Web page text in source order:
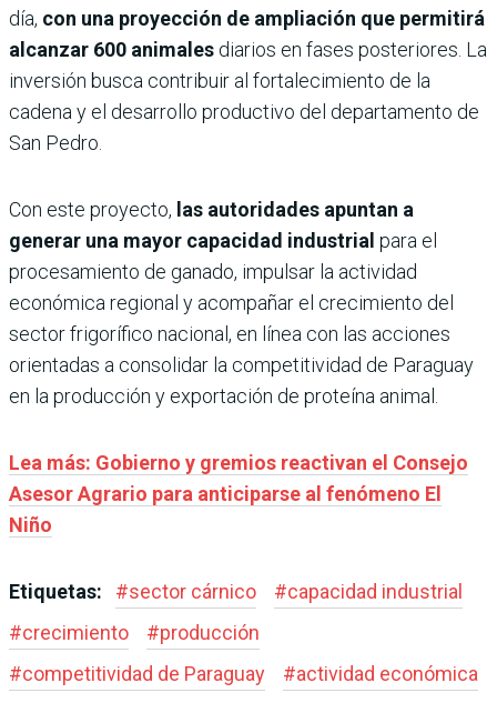
día, con una proyección de ampliación que permitirá
alcanzar 600 animales diarios en fases posteriores. La
inversión busca contribuir al fortalecimiento de la
cadena y el desarrollo productivo del departamento de
San Pedro.
Con este proyecto, las autoridades apuntan a
generar una mayor capacidad industrial para el
procesamiento de ganado, impulsar la actividad
económica regional y acompañar el crecimiento del
sector frigorífico nacional, en línea con las acciones
orientadas a consolidar la competitividad de Paraguay
en la producción y exportación de proteína animal.
Lea más: Gobierno y gremios reactivan el Consejo
Asesor Agrario para anticiparse al fenómeno El
Niño
Etiquetas: #sector cárnico #capacidad industrial
#crecimiento #producción
#competitividad de Paraguay #actividad económica